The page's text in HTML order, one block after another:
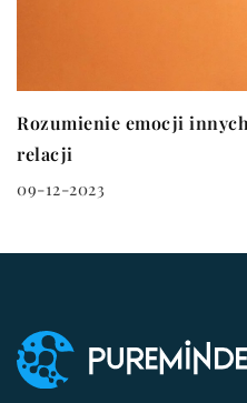
Rozumienie emocji
relacji
09-12-2023